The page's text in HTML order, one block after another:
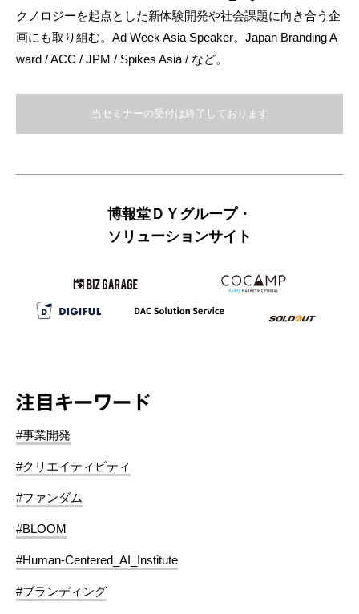
クノロジーを起点とした新体験開発や社会課題に向き合う企
画にも取り組む。Ad Week Asia Speaker。Japan Branding A
ward / ACC / JPM / Spikes Asia / など。
当セミナーの受付は終了しております
博報堂ＤＹグループ・
ソリューションサイト
注目キーワード
#事業開発
#クリエイティビティ
#ファンダム
#BLOOM
#Human-Centered_AI_Institute
#ブランディング